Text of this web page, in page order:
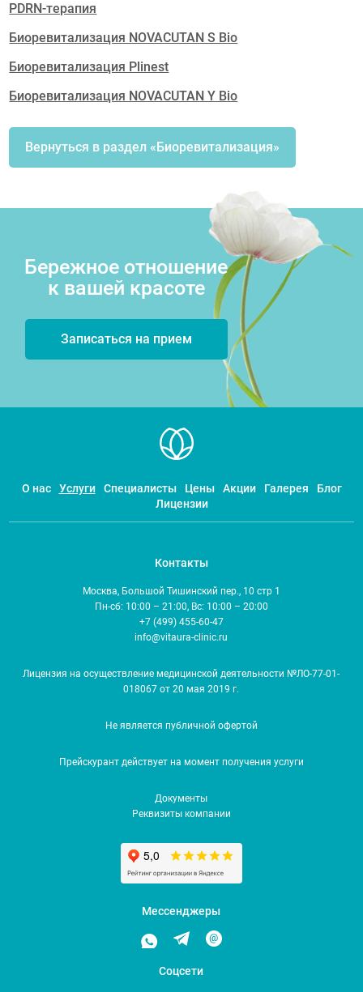
PDRN-терапия
Биоревитализация NOVACUTAN S Bio
Биоревитализация Plinest
Биоревитализация NOVACUTAN Y Bio
Вернуться в раздел «Биоревитализация»
Бережное отношение
к вашей красоте
Записаться на прием
О нас Услуги Специалисты Цены Акции Галерея
Блог
Лицензии
Контакты
Москва, Большой Тишинский пер., 10 стр 1
Пн-сб: 10:00 – 21:00, Вс: 10:00 – 20:00
+7 (499) 455-60-47
info@vitaura-clinic.ru
Лицензия на осуществление медицинской деятельности №ЛО-77-01-
018067 от 20 мая 2019 г.
Не является публичной офертой
Прейскурант действует на момент получения услуги
Документы
Реквизиты компании
Мессенджеры
Соцсети